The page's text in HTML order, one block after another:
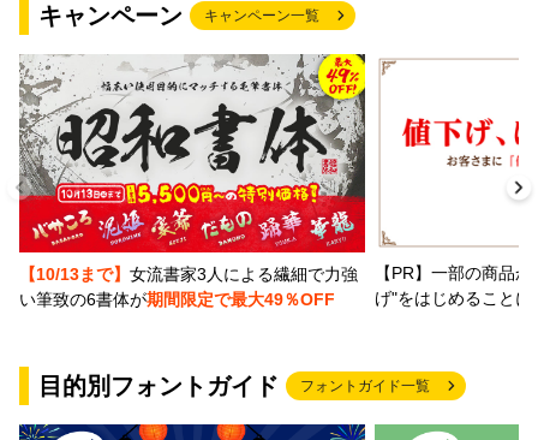
キャンペーン キャンペーン一覧
【10/13まで】 女流書家3人による繊細で力強
い筆致の6書体が期間限定で最大49％OFF
【PR】一部の商品
げ"をはじめること
目的別フォントガイド フォントガイド一覧